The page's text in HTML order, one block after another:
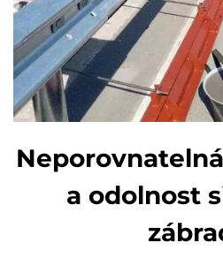
a odolnost